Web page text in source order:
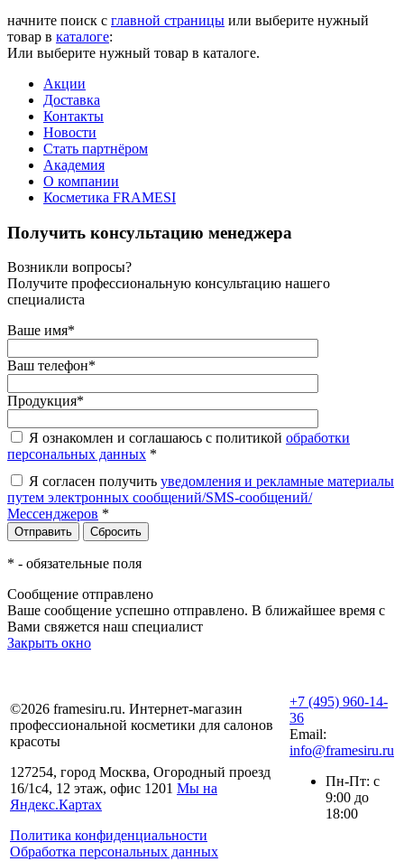
начните поиск с главной страницы или выберите нужный
товар в каталоге:
Или выберите нужный товар в каталоге.
Акции
Доставка
Контакты
Новости
Стать партнёром
Академия
О компании
Косметика FRAMESI
Получить консультацию менеджера
Возникли вопросы?
Получите профессиональную консультацию нашего
специалиста
Ваше имя*
Ваш телефон*
Продукция*
Я ознакомлен и соглашаюсь с политикой обработки
персональных данных *
Я согласен получить уведомления и рекламные материалы
путем электронных сообщений/SMS-сообщений/
Мессенджеров *
* - обязательные поля
Сообщение отправлено
Ваше сообщение успешно отправлено. В ближайшее время с
Вами свяжется наш специалист
Закрыть окно
©2026 framesiru.ru. Интернет-магазин
профессиональной косметики для салонов
красоты
127254, город Москва, Огородный проезд
16/1с4, 12 этаж, офис 1201 Мы на
Яндекс.Картах
Политика конфиденциальности
Обработка персональных данных
+7 (495) 960-14-
36
Email:
info@framesiru.ru
Пн-Пт: с
9:00 до
18:00